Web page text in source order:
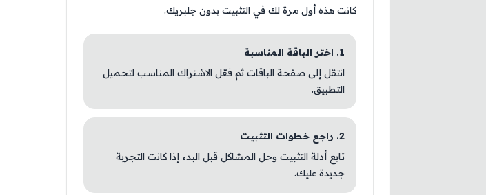
كانت هذه أول مرة لك في التثبيت بدون جلبريك.
1. اختر الباقة المناسبة
انتقل إلى صفحة الباقات ثم فعّل الاشتراك المناسب لتحميل
التطبيق.
2. راجع خطوات التثبيت
تابع أدلة التثبيت وحل المشاكل قبل البدء إذا كانت التجربة
جديدة عليك.